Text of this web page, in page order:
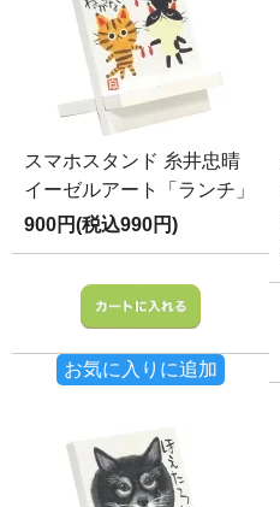
スマホスタンド 糸井忠晴
イーゼルアート「ランチ」
900円(税込990円)
お気に入りに追加